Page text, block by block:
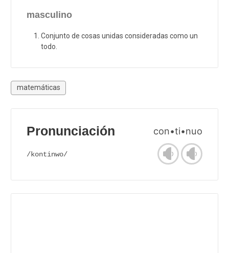
masculino
Conjunto de cosas unidas consideradas como un
todo.
matemáticas
Pronunciación con•ti•nuo
/kontinwo/